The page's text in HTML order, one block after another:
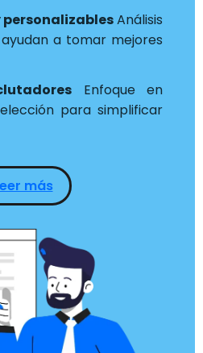
personalizablesAnálisis
a tomar mejores
Enfoque en
para simplificar
más